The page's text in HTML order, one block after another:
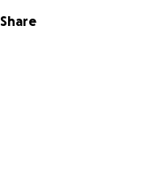
Share